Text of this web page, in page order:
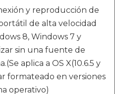
y reproducción de
de alta velocidad
8, Windows 7 y
sin una fuente de
aplica a OS X(10.6.5 y
formateado en versiones
operativo)